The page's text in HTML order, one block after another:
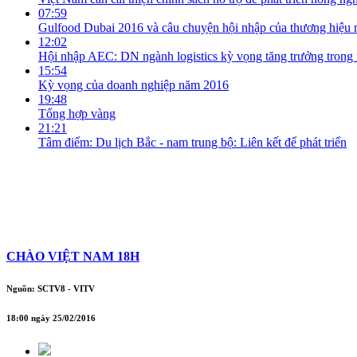
07:59
Gulfood Dubai 2016 và câu chuyện hội nhập của thương hiệu
12:02
Hội nhập AEC: DN ngành logistics kỳ vọng tăng trưởng trong
15:54
Kỳ vọng của doanh nghiệp năm 2016
19:48
Tổng hợp vàng
21:21
Tâm điểm: Du lịch Bắc - nam trung bộ: Liên kết để phát triển
CHÀO VIỆT NAM 18H
Nguồn: SCTV8 - VITV
18:00 ngày 25/02/2016